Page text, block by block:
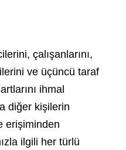
çalışanlarını,
ve üçüncü taraf
ihmal
diğer kişilerin
erişiminden
ilgili her türlü